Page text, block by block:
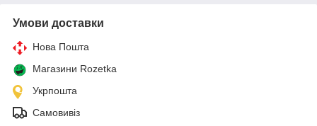
Умови доставки
Нова Пошта
Магазини Rozetka
Укрпошта
Самовивіз